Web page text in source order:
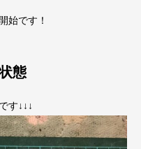
始です！
態
す↓↓↓